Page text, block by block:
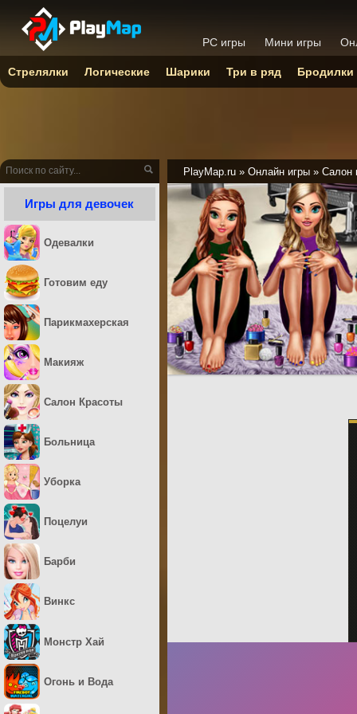
PlayMap.ru » Онлайн игры » Салон
Игры для девочек
Одевалки
Готовим еду
Парикмахерская
Макияж
Салон Красоты
Больница
Уборка
Поцелуи
Барби
Винкс
Монстр Хай
Огонь и Вода
PC игры Мини игры
Стрелялки Логические Шарики Три в ряд Бродилки